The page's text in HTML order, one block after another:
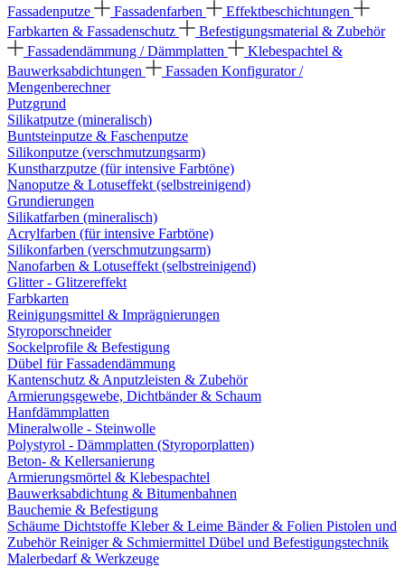
Fassadenputze
Fassadenfarben
Effektbeschichtungen
Farbkarten & Fassadenschutz
Befestigungsmaterial & Zubehör
Fassadendämmung / Dämmplatten
Klebespachtel &
Bauwerksabdichtungen
Fassaden Konfigurator /
Mengenberechner
Putzgrund
Silikatputze (mineralisch)
Buntsteinputze & Faschenputze
Silikonputze (verschmutzungsarm)
Kunstharzputze (für intensive Farbtöne)
Nanoputze & Lotuseffekt (selbstreinigend)
Grundierungen
Silikatfarben (mineralisch)
Acrylfarben (für intensive Farbtöne)
Silikonfarben (verschmutzungsarm)
Nanofarben & Lotuseffekt (selbstreinigend)
Glitter - Glitzereffekt
Farbkarten
Reinigungsmittel & Imprägnierungen
Styroporschneider
Sockelprofile & Befestigung
Dübel für Fassadendämmung
Kantenschutz & Anputzleisten & Zubehör
Armierungsgewebe, Dichtbänder & Schaum
Hanfdämmplatten
Mineralwolle - Steinwolle
Polystyrol - Dämmplatten (Styroporplatten)
Beton- & Kellersanierung
Armierungsmörtel & Klebespachtel
Bauwerksabdichtung & Bitumenbahnen
Bauchemie & Befestigung
Schäume Dichtstoffe Kleber & Leime Bänder & Folien Pistolen und
ZubehörReiniger & Schmiermittel Dübel und Befestigungstechnik
Malerbedarf & Werkzeuge